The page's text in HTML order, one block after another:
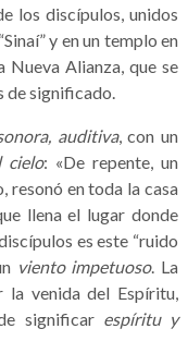
los discípulos, unidos
y en un templo en
Nueva Alianza, que se
de significado.
auditiva, con un
cielo: «De repente, un
resonó en toda la casa
llena el lugar donde
es este “ruido
viento impetuoso. La
la venida del Espíritu,
significar espíritu y